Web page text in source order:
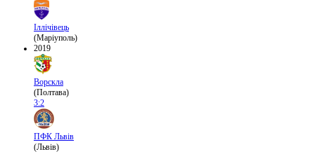
Іллічівець
(Маріуполь)
2019
Ворскла
(Полтава)
3:2
ПФК Львів
(Львів)